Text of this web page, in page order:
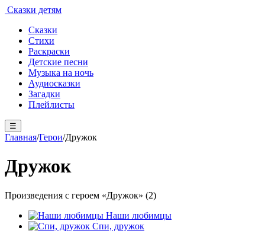
Сказки детям
Сказки
Стихи
Раскраски
Детские песни
Музыка на ночь
Аудиосказки
Загадки
Плейлисты
☰
Главная/Герои/Дружок
Дружок
Произведения с героем «Дружок» (2)
Наши любимцы
Спи, дружок